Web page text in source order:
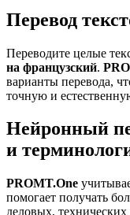
Перевод
Переводите целые
на французский.
варианты перевода,
точную и
Нейронный
и
PROMT.One
помогает получать
деловых,